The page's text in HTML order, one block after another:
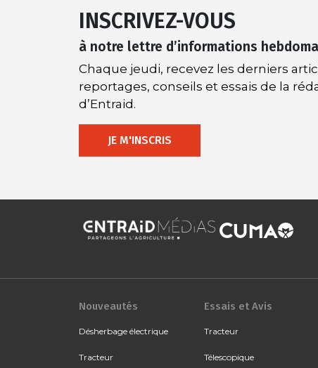
INSCRIVEZ-VOUS
à notre lettre d’informations
Chaque jeudi, recevez les derniers
reportages, conseils et essais de la
d’Entraid.
JE M'INSCRIS
Nouveautés
Désherbage électrique
Tracteur
Essais et Avis
Tracteur
Télescopique